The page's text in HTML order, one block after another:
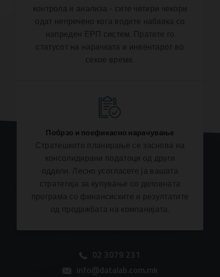
контрола и анализа - сите четири чекори
одат непречено кога водите набавка со
напреден ЕРП систем. Пратете го
статусот на нарачката и инвентарот во
секое време.
Побрзо и поефикасно нарачување
Стратешкото планирање се заснова на
консолидирани податоци од други
оддели. Лесно усогласете ја вашата
стратегија за купување со деловната
програма со финансиските и резултатите
од продажбата на компанијата.
02 3079 231
info@datalab.com.mk